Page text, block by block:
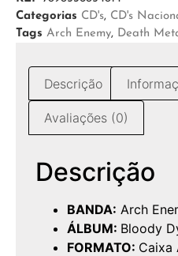
Categorias CD's, CD's
Tags Arch Enemy, Death
Descrição
Avaliações (0)
Descrição
BANDA: Arch
ÁLBUM: Bloody
FORMATO: Caixa